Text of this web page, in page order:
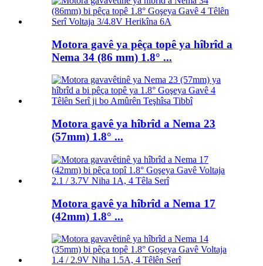
Motora gavê ya pêça topê ya hîbrîd a
Nema 34 (86 mm) 1.8° ...
Motora gavê ya hîbrîd a Nema 23
(57mm) 1.8° ...
Motora gavê ya hîbrîd a Nema 17
(42mm) 1.8° ...